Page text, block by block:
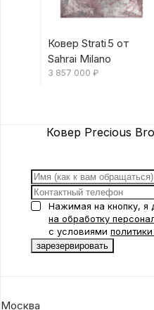
Ковер Strati 5 от
Sahrai Milano
3 857 000 ₽
Ковер Precious
Нажимая на кнопку, я
на обработку
с условиями
Москва